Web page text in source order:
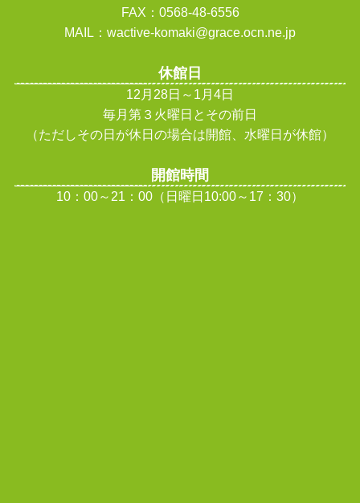
FAX：0568-48-6556
MAIL：wactive-komaki@grace.ocn.ne.jp
休館日
12月28日～1月4日
毎月第３火曜日とその前日
（ただしその日が休日の場合は開館、水曜日が休館）
開館時間
10：00～21：00（日曜日10:00～17：30）